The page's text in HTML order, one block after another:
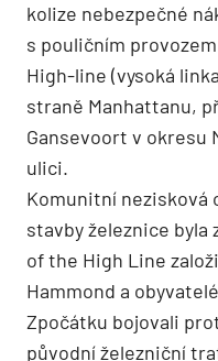
kolize nebezpečné
s pouličním
High-line (vysoká
straně Manhattanu,
Gansevoort v okresu
ulici.
Komunitní nezisková
stavby železnice byla
of the High Line
Hammond a
Zpočátku bojovali
původní železniční